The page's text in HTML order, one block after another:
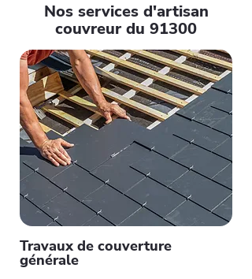
Nos services d'artisan
couvreur du 91300
Travaux de couverture
générale